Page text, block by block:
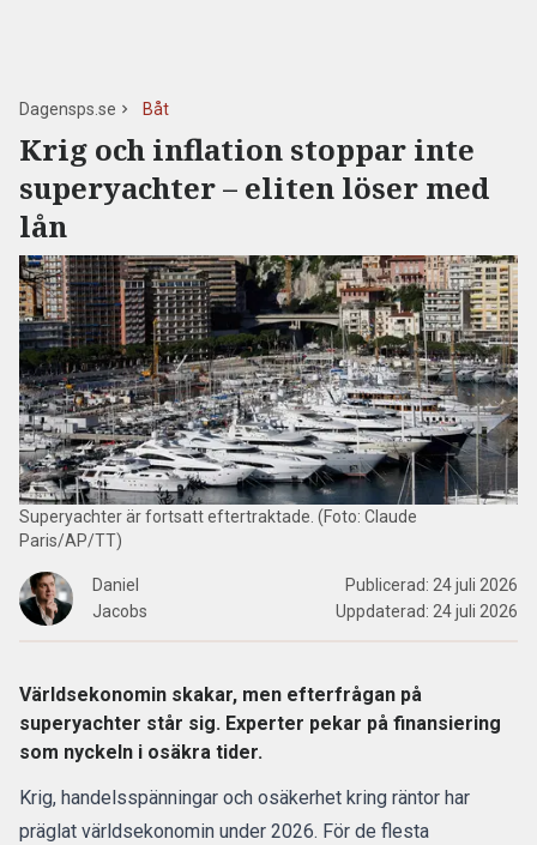
Dagensps.se Båt
Krig och inflation stoppar inte
superyachter – eliten löser med
lån
Superyachter är fortsatt eftertraktade. (Foto: Claude
Paris/AP/TT)
Daniel
Jacobs
Publicerad: 24 juli 2026
Uppdaterad: 24 juli 2026
Världsekonomin skakar, men efterfrågan på
superyachter står sig. Experter pekar på finansiering
som nyckeln i osäkra tider.
Krig, handelsspänningar och osäkerhet kring räntor har
präglat världsekonomin under 2026. För de flesta